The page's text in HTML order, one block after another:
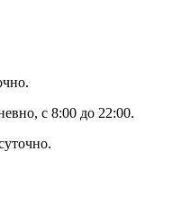
с 8:00 до 22:00.